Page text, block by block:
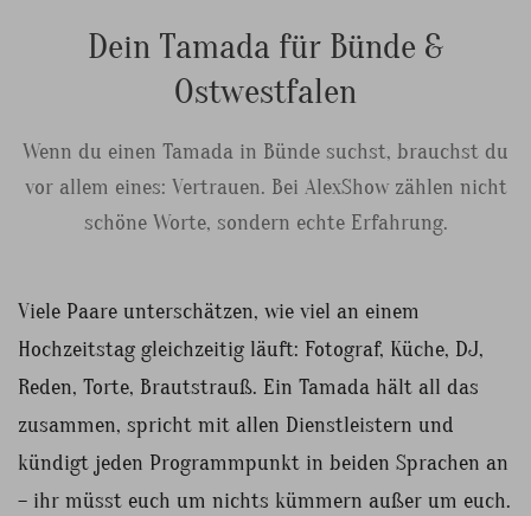
Dein Tamada für Bünde &
Ostwestfalen
Wenn du einen Tamada in Bünde suchst, brauchst du
vor allem eines: Vertrauen. Bei AlexShow zählen nicht
schöne Worte, sondern echte Erfahrung.
Viele Paare unterschätzen, wie viel an einem
Hochzeitstag gleichzeitig läuft: Fotograf, Küche, DJ,
Reden, Torte, Brautstrauß. Ein Tamada hält all das
zusammen, spricht mit allen Dienstleistern und
kündigt jeden Programmpunkt in beiden Sprachen an
– ihr müsst euch um nichts kümmern außer um euch.